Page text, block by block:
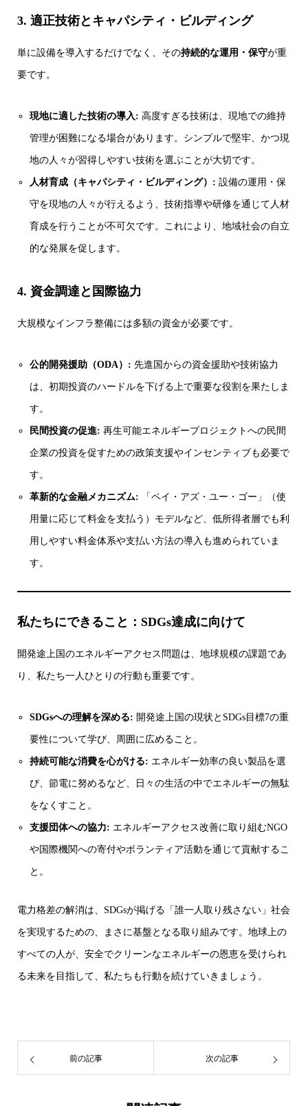
3. 適正技術とキャパシティ・ビルディング
単に設備を導入するだけでなく、その持続的な運用・保守が重
要です。
現地に適した技術の導入: 高度すぎる技術は、現地での維持
管理が困難になる場合があります。シンプルで堅牢、かつ現
地の人々が習得しやすい技術を選ぶことが大切です。
人材育成（キャパシティ・ビルディング）: 設備の運用・保
守を現地の人々が行えるよう、技術指導や研修を通じて人材
育成を行うことが不可欠です。これにより、地域社会の自立
的な発展を促します。
4. 資金調達と国際協力
大規模なインフラ整備には多額の資金が必要です。
公的開発援助（ODA）: 先進国からの資金援助や技術協力
は、初期投資のハードルを下げる上で重要な役割を果たしま
す。
民間投資の促進: 再生可能エネルギープロジェクトへの民間
企業の投資を促すための政策支援やインセンティブも必要で
す。
革新的な金融メカニズム: 「ペイ・アズ・ユー・ゴー」（使
用量に応じて料金を支払う）モデルなど、低所得者層でも利
用しやすい料金体系や支払い方法の導入も進められていま
す。
私たちにできること：SDGs達成に向けて
開発途上国のエネルギーアクセス問題は、地球規模の課題であ
り、私たち一人ひとりの行動も重要です。
SDGsへの理解を深める: 開発途上国の現状とSDGs目標7の重
要性について学び、周囲に広めること。
持続可能な消費を心がける: エネルギー効率の良い製品を選
び、節電に努めるなど、日々の生活の中でエネルギーの無駄
をなくすこと。
支援団体への協力: エネルギーアクセス改善に取り組むNGO
や国際機関への寄付やボランティア活動を通じて貢献するこ
と。
電力格差の解消は、SDGsが掲げる「誰一人取り残さない」社会
を実現するための、まさに基盤となる取り組みです。地球上の
すべての人が、安全でクリーンなエネルギーの恩恵を受けられ
る未来を目指して、私たちも行動を続けていきましょう。
前の記事 次の記事